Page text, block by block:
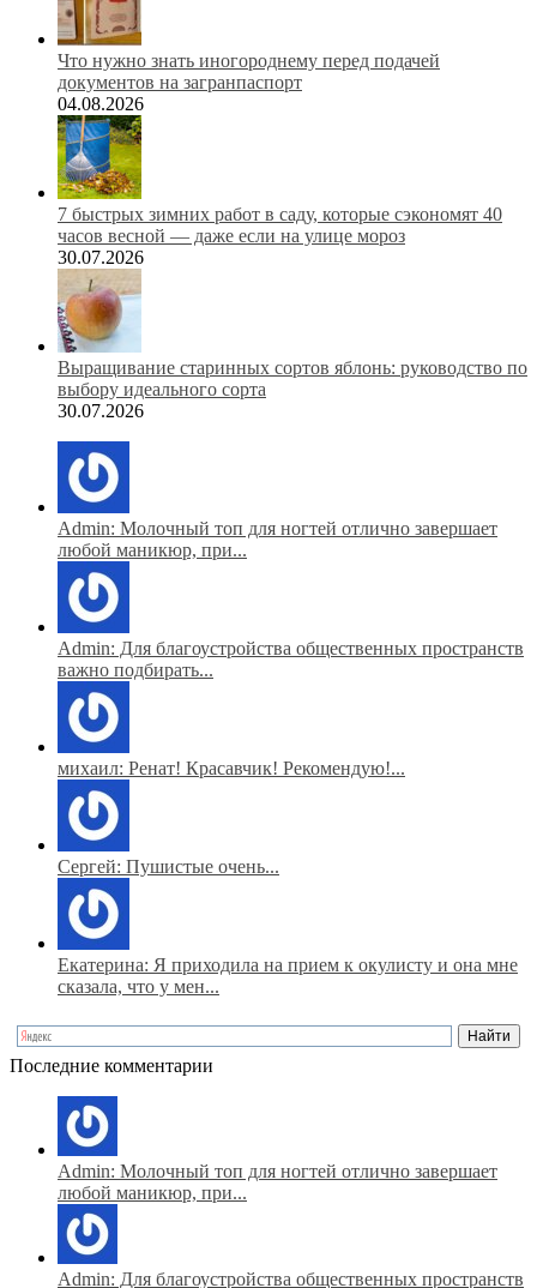
Что нужно знать иногороднему перед подачей
документов на загранпаспорт
04.08.2026
7 быстрых зимних работ в саду, которые сэкономят 40
часов весной — даже если на улице мороз
30.07.2026
Выращивание старинных сортов яблонь: руководство по
выбору идеального сорта
30.07.2026
Admin: Молочный топ для ногтей отлично завершает
любой маникюр, при...
Admin: Для благоустройства общественных пространств
важно подбирать...
михаил: Ренат! Красавчик! Рекомендую!...
Сергей: Пушистые очень...
Екатерина: Я приходила на прием к окулисту и она мне
сказала, что у мен...
Последние комментарии
Admin: Молочный топ для ногтей отлично завершает
любой маникюр, при...
Admin: Для благоустройства общественных пространств